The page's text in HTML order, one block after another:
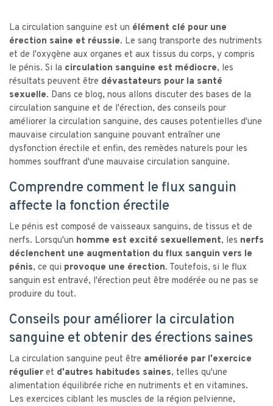
La circulation sanguine est un élément clé pour une
érection saine et réussie. Le sang transporte des nutriments
et de l'oxygène aux organes et aux tissus du corps, y compris
le pénis. Si la circulation sanguine est médiocre, les
résultats peuvent être dévastateurs pour la santé
sexuelle. Dans ce blog, nous allons discuter des bases de la
circulation sanguine et de l'érection, des conseils pour
améliorer la circulation sanguine, des causes potentielles d'une
mauvaise circulation sanguine pouvant entraîner une
dysfonction érectile et enfin, des remèdes naturels pour les
hommes souffrant d'une mauvaise circulation sanguine.
Comprendre comment le flux sanguin
affecte la fonction érectile
Le pénis est composé de vaisseaux sanguins, de tissus et de
nerfs. Lorsqu'un homme est excité sexuellement, les nerfs
déclenchent une augmentation du flux sanguin vers le
pénis, ce qui provoque une érection. Toutefois, si le flux
sanguin est entravé, l'érection peut être modérée ou ne pas se
produire du tout.
Conseils pour améliorer la circulation
sanguine et obtenir des érections saines
La circulation sanguine peut être améliorée par l'exercice
régulier et d'autres habitudes saines, telles qu'une
alimentation équilibrée riche en nutriments et en vitamines.
Les exercices ciblant les muscles de la région pelvienne,